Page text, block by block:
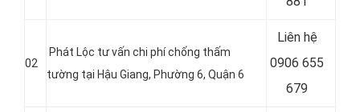
02
Phát Lộc tư vấn chi phí chống thấm
tường tại Hậu Giang, Phường 6, Quận 6
Liên hệ
0906 655
679